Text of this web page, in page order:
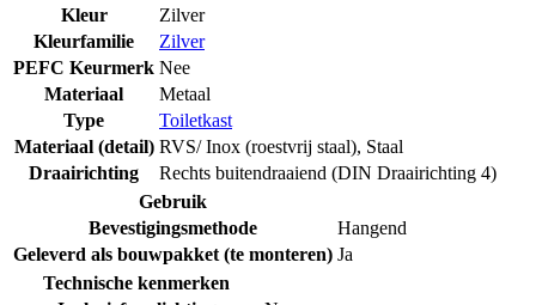
Kleur
Zilver
Kleurfamilie
Zilver
PEFC Keurmerk Nee
Materiaal
Metaal
Type
Toiletkast
Materiaal (detail) RVS/ Inox (roestvrij staal), Staal
Draairichting
Rechts buitendraaiend (DIN Draairichting 4)
Gebruik
Bevestigingsmethode
Hangend
Geleverd als bouwpakket (te monteren) Ja
Technische kenmerken